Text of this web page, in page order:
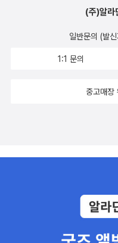
(주)알라
일반문의 (발
1:1 문의
중고매장